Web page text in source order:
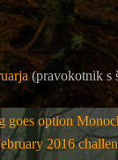
(pravokotnik s
goes option
2016